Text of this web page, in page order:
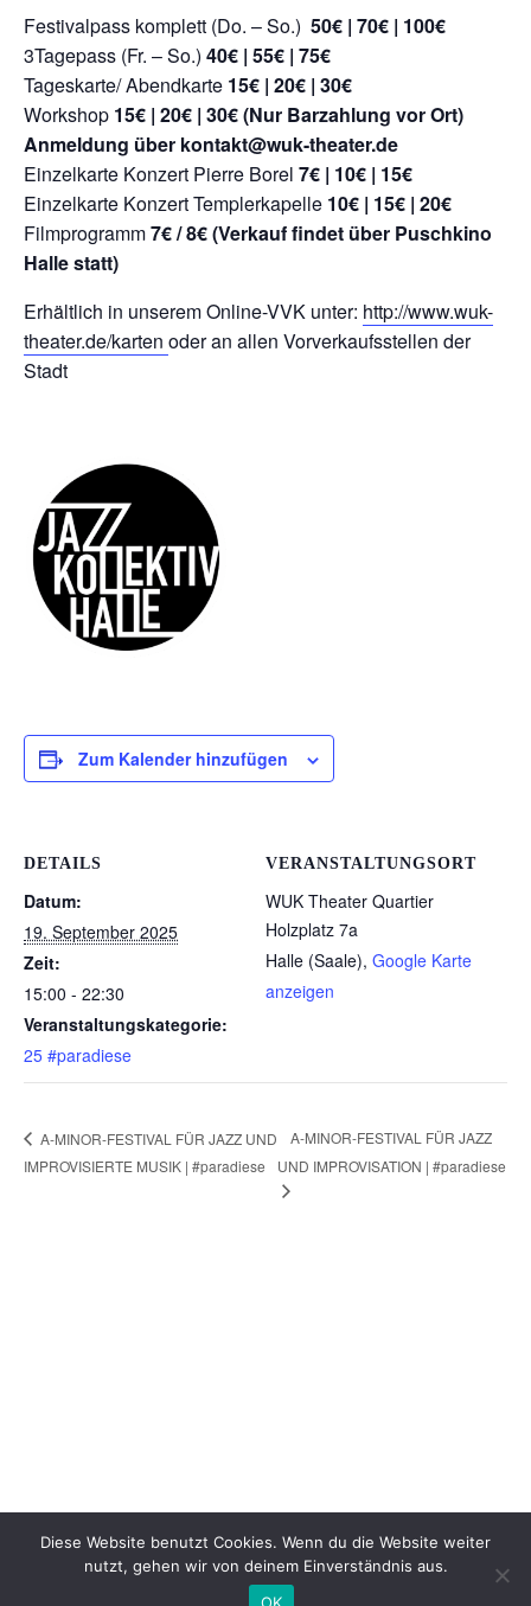
Festivalpass komplett (Do. – So.) 50€ | 70€ | 100€
3Tagepass (Fr. – So.) 40€ | 55€ | 75€
Tageskarte/ Abendkarte 15€ | 20€ | 30€
Workshop 15€ | 20€ | 30€ (Nur Barzahlung vor Ort)
Anmeldung über kontakt@wuk-theater.de
Einzelkarte Konzert Pierre Borel 7€ | 10€ | 15€
Einzelkarte Konzert Templerkapelle 10€ | 15€ | 20€
Filmprogramm7€ / 8€ (Verkauf findet über Puschkino
Halle statt)
Erhältlich in unserem Online-VVK unter: http://www.wuk-
theater.de/karten oder an allen Vorverkaufsstellen der
Stadt
Zum Kalender hinzufügen
DETAILS
Datum:
19. September 2025
Zeit:
15:00 - 22:30
Veranstaltungskategorie:
25 #paradiese
VERANSTALTUNGSORT
WUK Theater Quartier
Holzplatz 7a
Halle (Saale), Google Karte
anzeigen
A-MINOR-FESTIVAL FÜR JAZZ UND
IMPROVISIERTE MUSIK | #paradiese
A-MINOR-FESTIVAL FÜR JAZZ
UND IMPROVISATION | #paradiese
Diese Website benutzt Cookies. Wenn du die Website weiter
nutzt, gehen wir von deinem Einverständnis aus.
OK